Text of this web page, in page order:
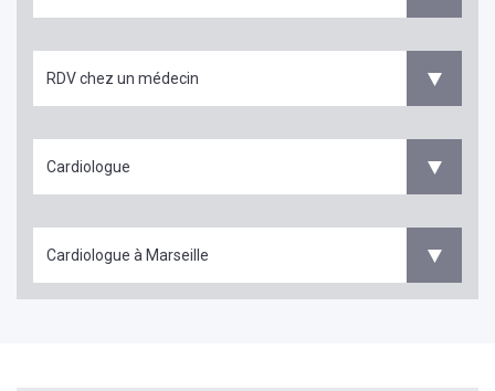
RDV chez un médecin
Cardiologue
Cardiologue à Marseille